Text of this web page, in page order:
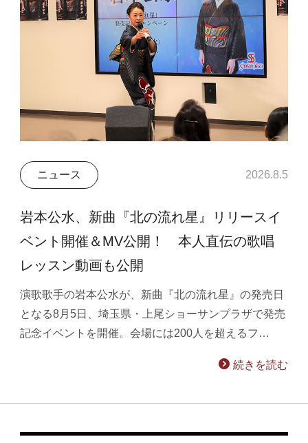
ニュース 2026.8.5
岩本公水、新曲『北の流れ星』リリースイ
ベント開催＆MV公開！ 本人直伝の歌唱
レッスン動画も公開
演歌歌手の岩本公水が、新曲『北の流れ星』の発売日
となる8月5日、埼玉県・上尾ショーサンプラザで発売
記念イベントを開催。会場には200人を超えるフ…
続きを読む